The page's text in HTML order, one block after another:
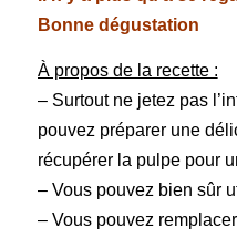
Bonne dégustation
À propos de la recette :
– Surtout ne jetez pas
pouvez préparer une
récupérer la pulpe pour
– Vous pouvez bien sûr
– Vous pouvez